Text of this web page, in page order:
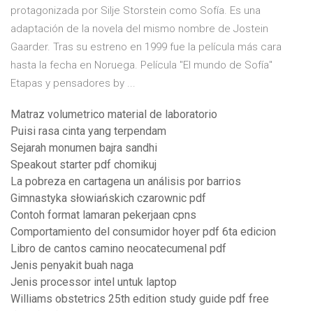
protagonizada por Silje Storstein como Sofía. Es una
adaptación de la novela del mismo nombre de Jostein
Gaarder. Tras su estreno en 1999 fue la película más cara
hasta la fecha en Noruega. Película "El mundo de Sofía"
Etapas y pensadores by ...
Matraz volumetrico material de laboratorio
Puisi rasa cinta yang terpendam
Sejarah monumen bajra sandhi
Speakout starter pdf chomikuj
La pobreza en cartagena un análisis por barrios
Gimnastyka słowiańskich czarownic pdf
Contoh format lamaran pekerjaan cpns
Comportamiento del consumidor hoyer pdf 6ta edicion
Libro de cantos camino neocatecumenal pdf
Jenis penyakit buah naga
Jenis processor intel untuk laptop
Williams obstetrics 25th edition study guide pdf free